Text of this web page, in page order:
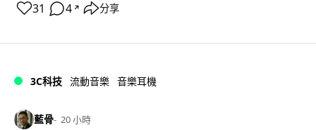
31 4 ↗ 分享
3C科技 流動音樂 音樂耳機
藍骨 20 小時